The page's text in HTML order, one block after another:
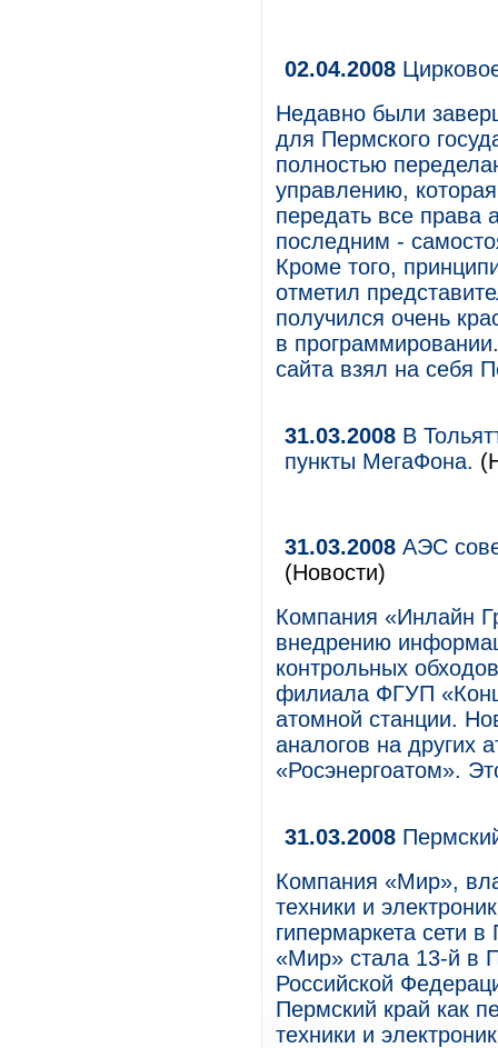
02.04.2008
Недавно были
для Пермского
полностью
управлению,
передать все права
последним -
Кроме того,
отметил
получился очень
в
сайта взял на себя
31.03.2008 В
пункты МегаФона.
31.03.2008 АЭС
(Новости)
Компания «Инлайн
внедрению
контрольных
филиала ФГУП
атомной станции.
аналогов на других
«Росэнергоатом».
31.03.2008
Компания «Мир»,
техники и
гипермаркета сети
«Мир» стала 13-й в
Российской
Пермский край как
техники и